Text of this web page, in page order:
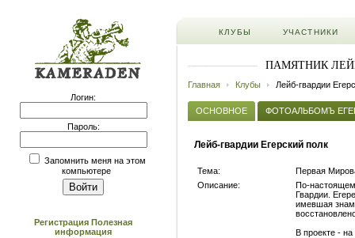
Логин:
Пароль:
Запомнить меня на этом
компьютере
Регистрация Полезная
информация
КЛУБЫ УЧАСТНИКИ
ПАМЯТНИК
Главная Клубы Лейб-гвардии
ОСНОВНОЕ ФОТОАЛЬБОМЪ
Лейб-гвардии Егерский полк
Тема:
Первая
Описание:
По-
Гвардии.
имевшая
В проекте - на